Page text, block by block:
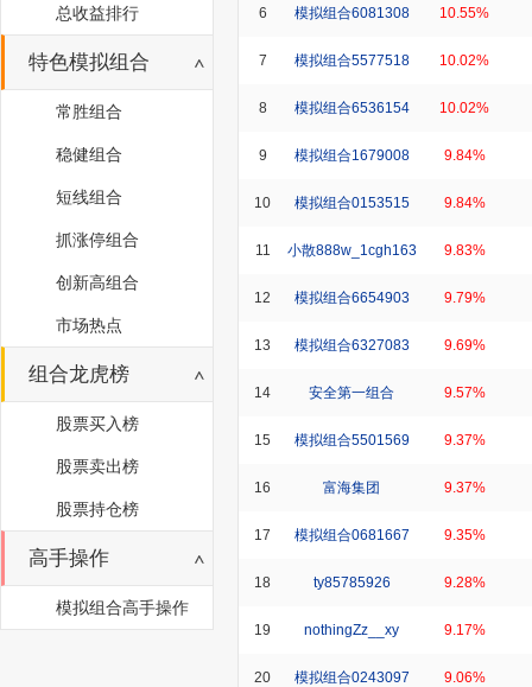
总收益排行
特色模拟组合
常胜组合
稳健组合
短线组合
抓涨停组合
创新高组合
市场热点
组合龙虎榜
股票买入榜
股票卖出榜
股票持仓榜
高手操作
模拟组合高手操作
6 模拟组合6081308 10.55%
7 模拟组合5577518 10.02%
8 模拟组合6536154 10.02%
9 模拟组合1679008 9.84%
10 模拟组合0153515 9.84%
11 小散888w_1cgh163 9.83%
12 模拟组合6654903 9.79%
13 模拟组合6327083 9.69%
14 安全第一组合 9.57%
15 模拟组合5501569 9.37%
16 富海集团 9.37%
17 模拟组合0681667 9.35%
18 ty85785926 9.28%
19 nothingZz__xy 9.17%
20 模拟组合0243097 9.06%